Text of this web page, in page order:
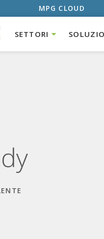
MPG CLOUD
SETTORI